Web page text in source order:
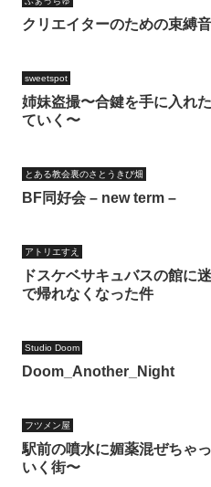
クリエイターのための束縛
sweetspot
姉妹盗撮〜合鍵を手に入れ
ていく〜
とある教会裏のさとうきび畑
BF同好会 – new term –
アトリエすえ
ドスケベサキュバスの館に
で帰れなくなった件
Studio Doom
Doom_Another_Night
フツメン屋
駅前の噴水に媚薬混ぜちゃ
いく街〜